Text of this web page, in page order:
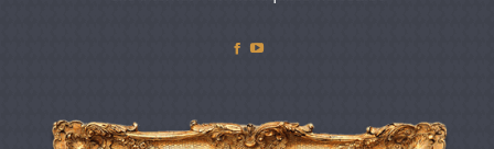
Facebook